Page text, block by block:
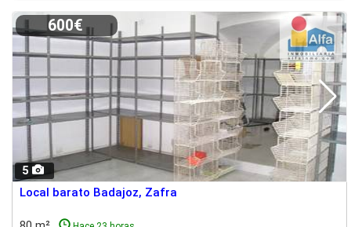
5
600€
Local barato Badajoz, Zafra